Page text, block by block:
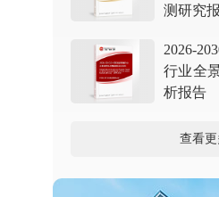
测研究
2026-
行业全
析报告
查看更